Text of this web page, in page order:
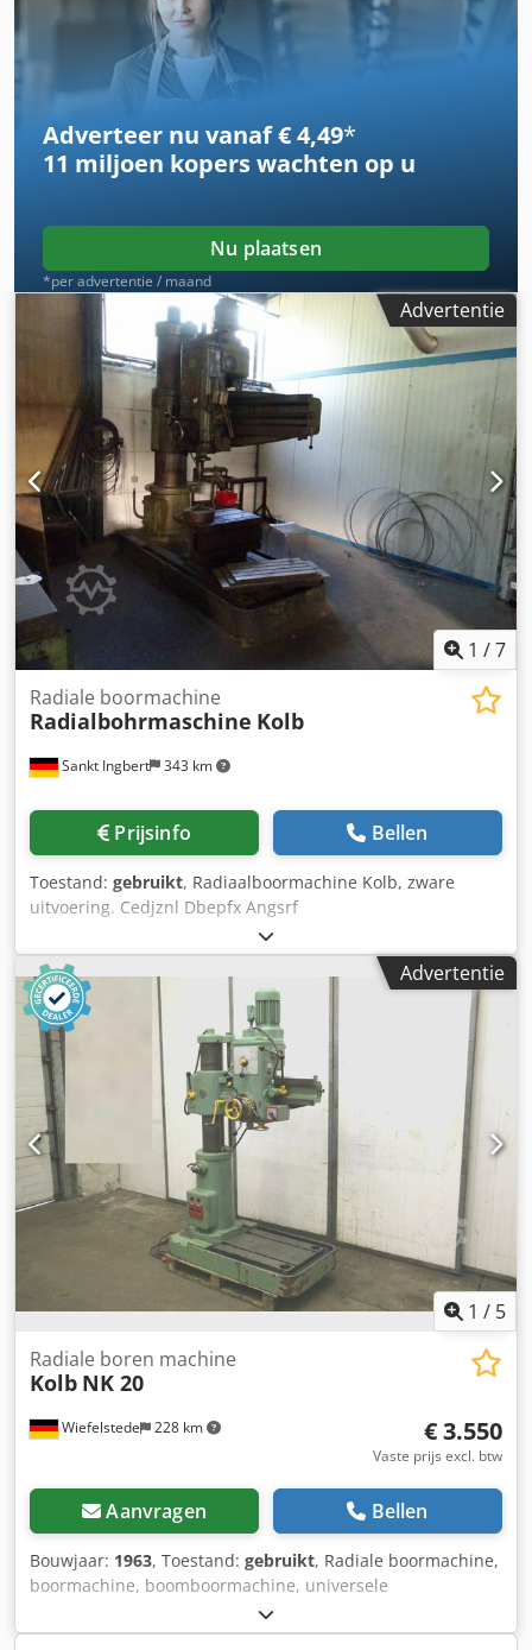
Adverteer nu vanaf € 4,49*
11 miljoen koperswachten op u
Nu plaatsen
*per advertentie / maand
Advertentie
1 /7
Sankt Ingbert 343 km
Radiale boormachine
Radialbohrmaschine Kolb
Prijsinfo Bellen
Toestand: gebruikt, Radiaalboormachine Kolb, zware
uitvoering. Cedjznl Dbepfx Angsrf
Advertentie
1 / 5
Wiefelstede 228 km
Radiale boren machine
Kolb NK 20
€ 3.550
Vaste prijs excl. btw
Aanvragen Bellen
Bouwjaar: 1963, Toestand: gebruikt, Radiale boormachine,
boormachine, boomboormachine, universele
boormachine, freesmachine -Projectie: 645 mm -Taper
mount: MK3 -Snelheden: 95 - 1050 toeren per minuut -